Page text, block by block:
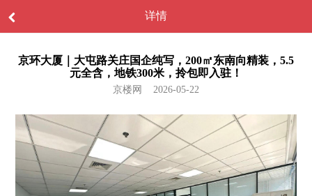
详情
京环大厦｜大屯路关庄国企纯写，200㎡东南向精装，5.5
元全含，地铁300米，拎包即入驻！
京楼网 2026-05-22